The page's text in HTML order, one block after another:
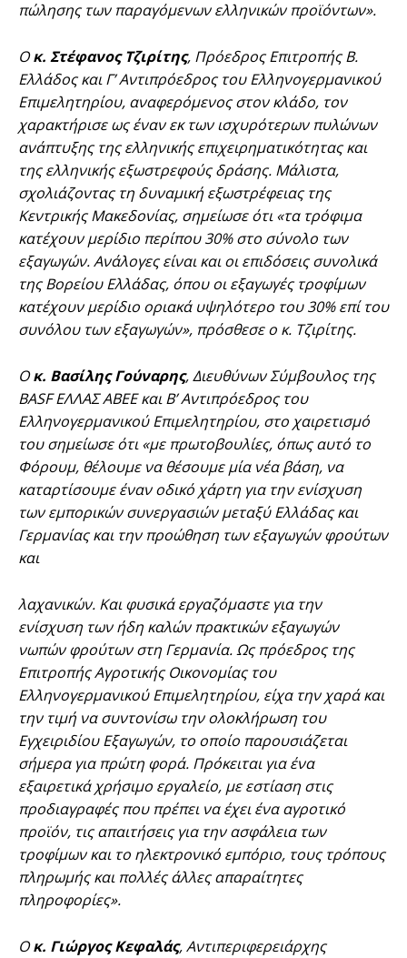
πώλησης των παραγόμενων ελληνικών προϊόντων».
Οκ. Στέφανος Τζιρίτης, Πρόεδρος Επιτροπής Β.
Ελλάδος και Γ’ Αντιπρόεδρος του Ελληνογερμανικού
Επιμελητηρίου, αναφερόμενος στον κλάδο, τον
χαρακτήρισε ως έναν εκ των ισχυρότερων πυλώνων
ανάπτυξης της ελληνικής επιχειρηματικότητας και
της ελληνικής εξωστρεφούς δράσης. Μάλιστα,
σχολιάζοντας τη δυναμική εξωστρέφειας της
Κεντρικής Μακεδονίας, σημείωσε ότι «τα τρόφιμα
κατέχουν μερίδιο περίπου 30% στο σύνολο των
εξαγωγών. Ανάλογες είναι και οι επιδόσεις συνολικά
της Βορείου Ελλάδας, όπου οι εξαγωγές τροφίμων
κατέχουν μερίδιο οριακά υψηλότερο του 30% επί του
συνόλου των εξαγωγών», πρόσθεσε ο κ. Τζιρίτης.
Οκ. Βασίλης Γούναρης, Διευθύνων Σύμβουλος της
BASF ΕΛΛΑΣ ΑΒΕΕ και Β’ Αντιπρόεδρος του
Ελληνογερμανικού Επιμελητηρίου, στο χαιρετισμό
του σημείωσε ότι «με πρωτοβουλίες, όπως αυτό το
Φόρουμ, θέλουμε να θέσουμε μία νέα βάση, να
καταρτίσουμε έναν οδικό χάρτη για την ενίσχυση
των εμπορικών συνεργασιών μεταξύ Ελλάδας και
Γερμανίας και την προώθηση των εξαγωγών φρούτων
και
λαχανικών. Και φυσικά εργαζόμαστε για την
ενίσχυση των ήδη καλών πρακτικών εξαγωγών
νωπών φρούτων στη Γερμανία. Ως πρόεδρος της
Επιτροπής Αγροτικής Οικονομίας του
Ελληνογερμανικού Επιμελητηρίου, είχα την χαρά και
την τιμή να συντονίσω την ολοκλήρωση του
Εγχειριδίου Εξαγωγών, το οποίο παρουσιάζεται
σήμερα για πρώτη φορά. Πρόκειται για ένα
εξαιρετικά χρήσιμο εργαλείο, με εστίαση στις
προδιαγραφές που πρέπει να έχει ένα αγροτικό
προϊόν, τις απαιτήσεις για την ασφάλεια των
τροφίμων και το ηλεκτρονικό εμπόριο, τους τρόπους
πληρωμής και πολλές άλλες απαραίτητες
πληροφορίες».
Οκ. Γιώργος Κεφαλάς, Αντιπεριφερειάρχης